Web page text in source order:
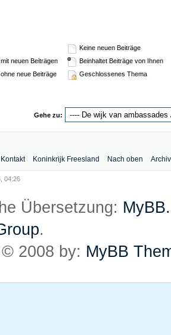
neuen Beiträgen
neue Beiträge
Keine neuen Beiträge
Beinhaltet Beiträge von Ihnen
Geschlossenes Thema
Gehe zu:
Kontakt Koninkrijk Freesland Nach oben
04:26
Übersetzung:
.
2008 by: MyBB